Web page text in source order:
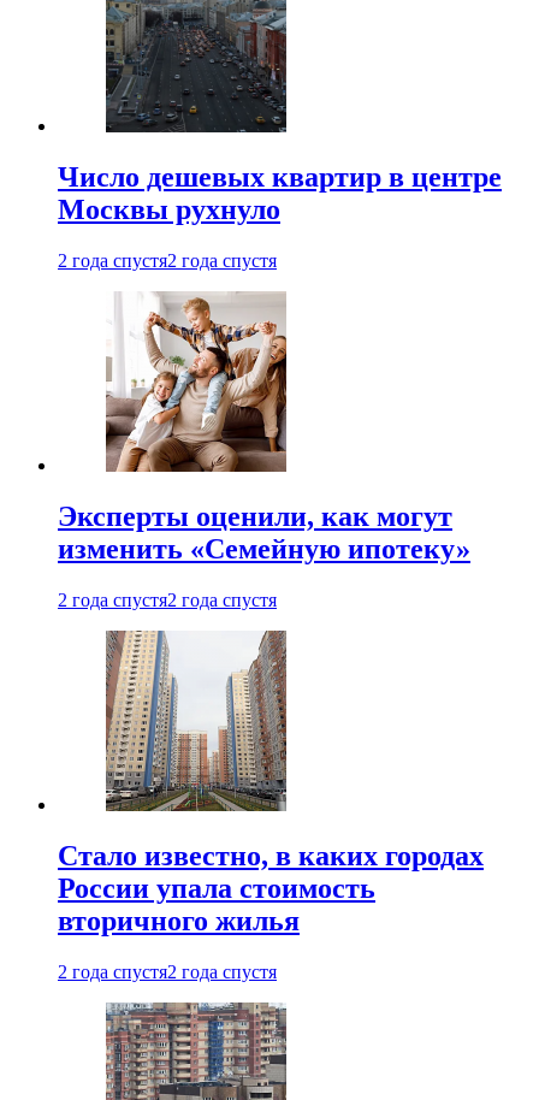
Число дешевых квартир в центре
Москвы рухнуло
2 года спустя2 года спустя
Эксперты оценили, как могут
изменить «Семейную ипотеку»
2 года спустя2 года спустя
Стало известно, в каких городах
России упала стоимость
вторичного жилья
2 года спустя2 года спустя